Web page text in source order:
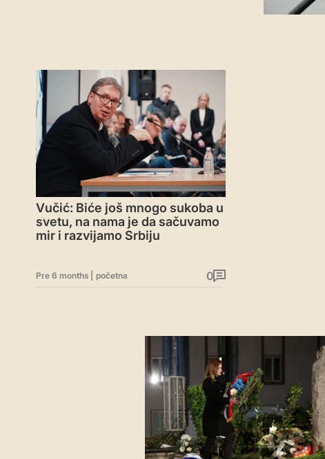
Vučić: Biće još mnogo sukoba u
svetu, na nama je da sačuvamo
mir i razvijamo Srbiju
Pre 6 months početna 0